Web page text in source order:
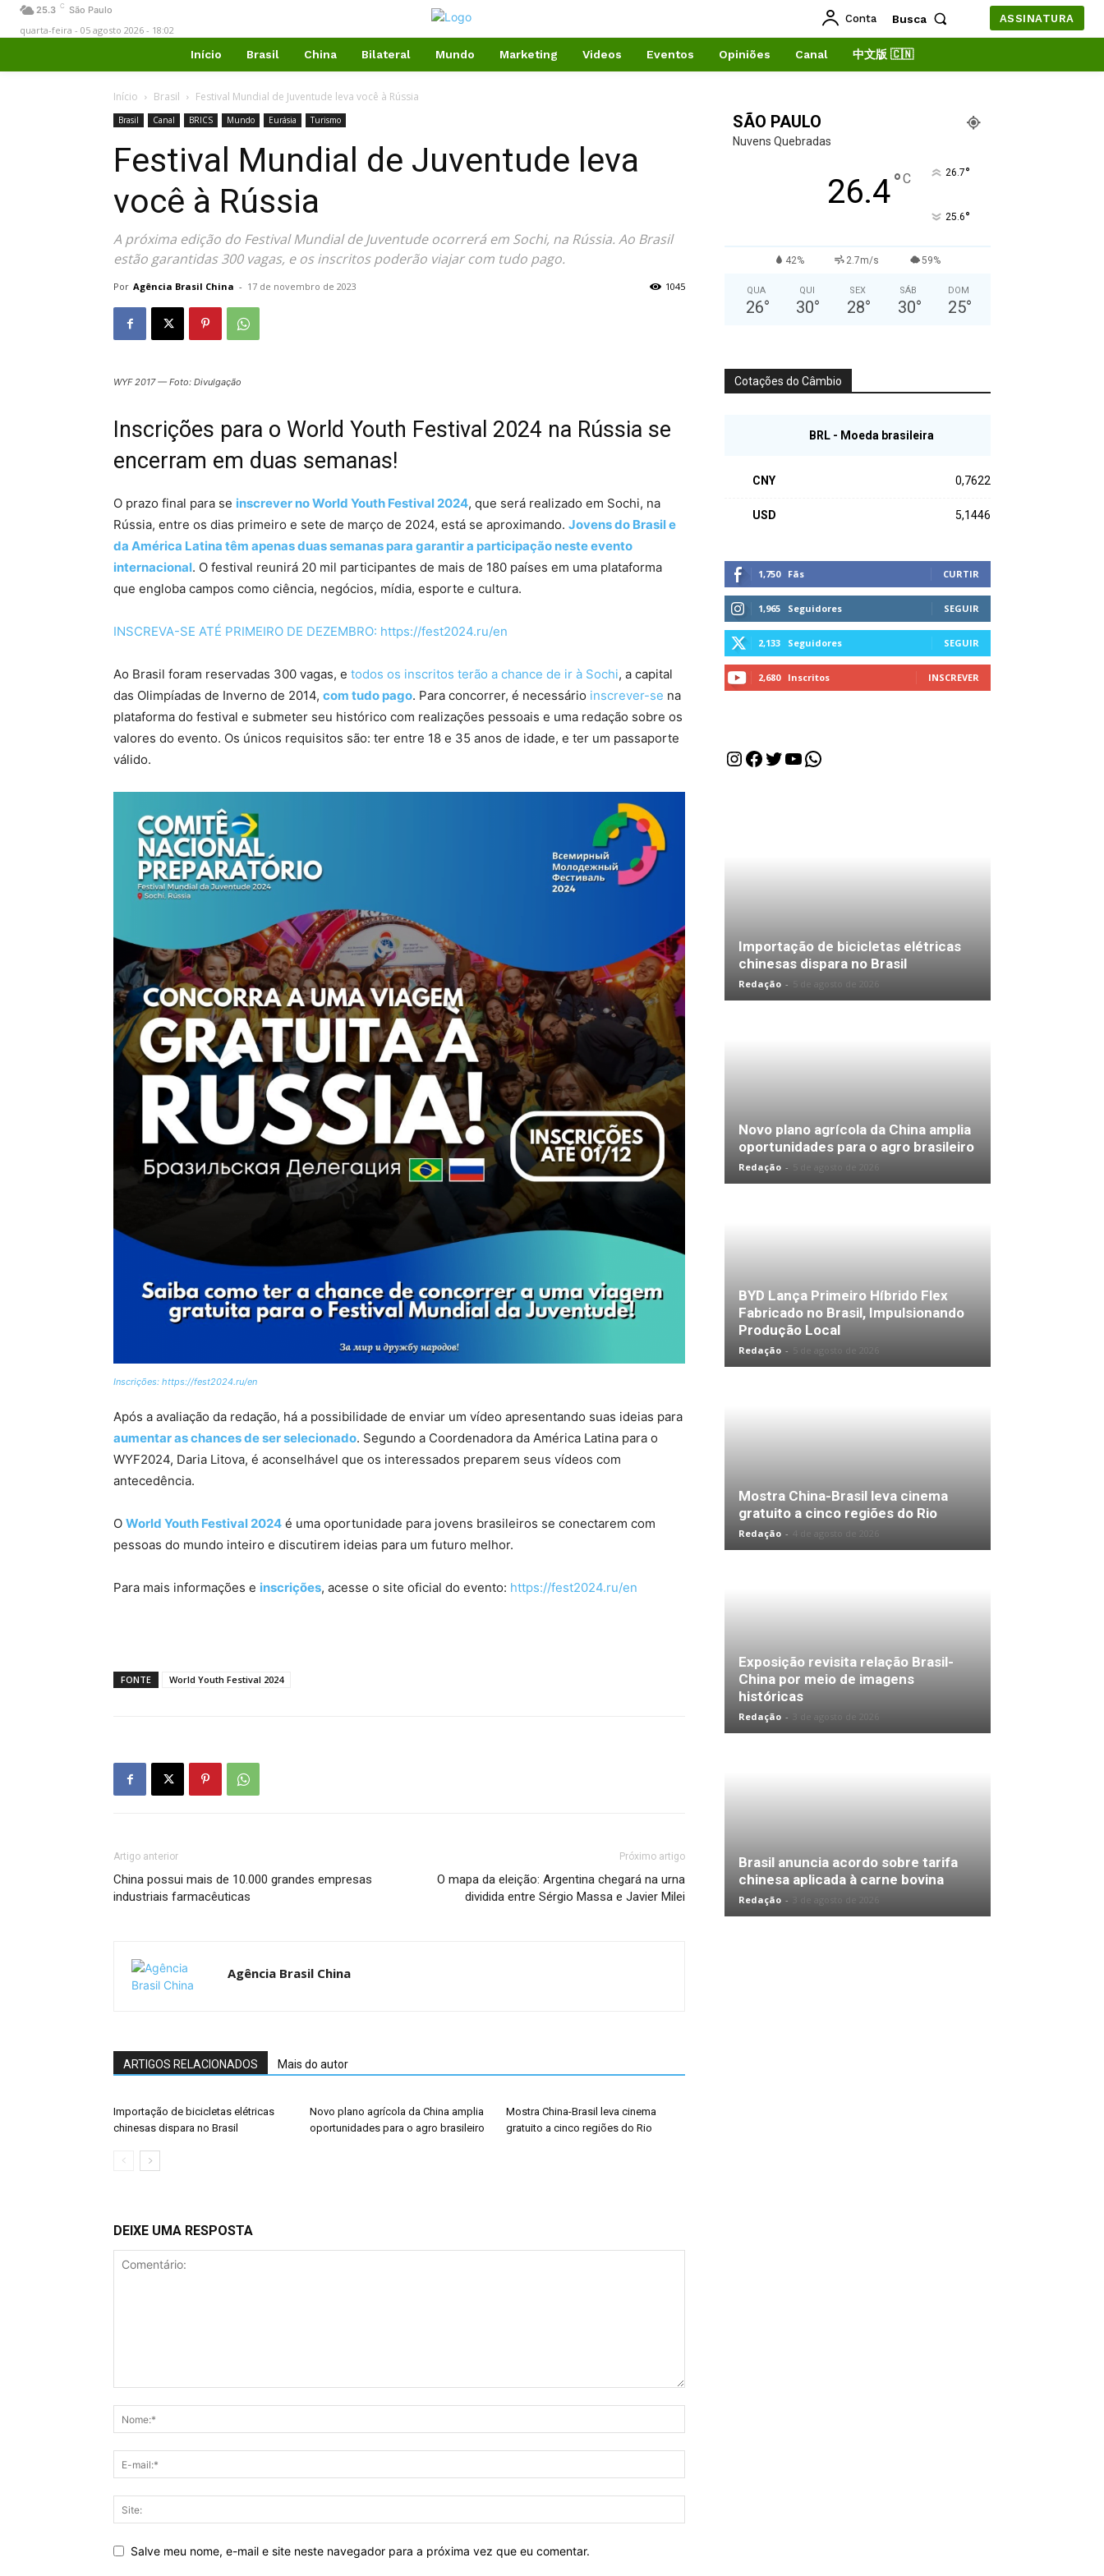
25.3 C São Paulo
quarta-feira - 05 agosto 2026 - 18:02
Conta Busca ASSINATURA
Início Brasil China Bilateral Mundo Marketing Videos Eventos Opiniões Canal 中文版 🇨🇳
Início Brasil Festival Mundial de Juventude leva você à Rússia
Brasil Canal BRICS Mundo Eurásia Turismo
Festival Mundial de Juventude leva
você à Rússia
A próxima edição do Festival Mundial de Juventude ocorrerá em Sochi, na Rússia. Ao Brasil
estão garantidas 300 vagas, e os inscritos poderão viajar com tudo pago.
Por Agência Brasil China - 17 de novembro de 2023 1045
WYF 2017 — Foto: Divulgação
Inscrições para o World Youth Festival 2024 na Rússia se
encerram em duas semanas!
O prazo final para se inscrever no World Youth Festival 2024, que será realizado em Sochi, na
Rússia, entre os dias primeiro e sete de março de 2024, está se aproximando. Jovens do Brasil e
da América Latina têm apenas duas semanas para garantir a participação neste evento
internacional. O festival reunirá 20 mil participantes de mais de 180 países em uma plataforma
que engloba campos como ciência, negócios, mídia, esporte e cultura.
INSCREVA-SE ATÉ PRIMEIRO DE DEZEMBRO: https://fest2024.ru/en
Ao Brasil foram reservadas 300 vagas, e todos os inscritos terão a chance de ir à Sochi, a capital
das Olimpíadas de Inverno de 2014, com tudo pago. Para concorrer, é necessário inscrever-se na
plataforma do festival e submeter seu histórico com realizações pessoais e uma redação sobre os
valores do evento. Os únicos requisitos são: ter entre 18 e 35 anos de idade, e ter um passaporte
válido.
Inscrições: https://fest2024.ru/en
Após a avaliação da redação, há a possibilidade de enviar um vídeo apresentando suas ideias para
aumentar as chances de ser selecionado. Segundo a Coordenadora da América Latina para o
WYF2024, Daria Litova, é aconselhável que os interessados preparem seus vídeos com
antecedência.
O World Youth Festival 2024 é uma oportunidade para jovens brasileiros se conectarem com
pessoas do mundo inteiro e discutirem ideias para um futuro melhor.
Para mais informações e inscrições, acesse o site oficial do evento: https://fest2024.ru/en
FONTE World Youth Festival 2024
Artigo anterior
China possui mais de 10.000 grandes empresas
industriais farmacêuticas
Próximo artigo
O mapa da eleição: Argentina chegará na urna
dividida entre Sérgio Massa e Javier Milei
Agência Brasil China
ARTIGOS RELACIONADOS Mais do autor
Importação de bicicletas elétricas
chinesas dispara no Brasil
Novo plano agrícola da China amplia
oportunidades para o agro brasileiro
Mostra China-Brasil leva cinema
gratuito a cinco regiões do Rio
DEIXE UMA RESPOSTA
Salve meu nome, e-mail e site neste navegador para a próxima vez que eu comentar.
SÃO PAULO
Nuvens Quebradas
26.4°C 26.7°
25.6°
42% 2.7m/s 59%
QUA
26°
QUI
30°
SEX
28°
SÁB
30°
DOM
25°
Cotações do Câmbio
BRL - Moeda brasileira
CNY 0,7622
USD 5,1446
1,750 Fãs CURTIR
1,965 Seguidores SEGUIR
2,133 Seguidores SEGUIR
2,680 Inscritos INSCREVER
Instagram
Facebook
Twitter
Youtube
WhatsApp
Importação de bicicletas elétricas
chinesas dispara no Brasil
Redação -
Novo plano agrícola da China amplia
oportunidades para o agro brasileiro
Redação -
BYD Lança Primeiro Híbrido Flex
Fabricado no Brasil, Impulsionando
Produção Local
Redação -
Mostra China-Brasil leva cinema
gratuito a cinco regiões do Rio
Redação -
Exposição revisita relação Brasil-
China por meio de imagens
históricas
Redação -
Brasil anuncia acordo sobre tarifa
chinesa aplicada à carne bovina
Redação -